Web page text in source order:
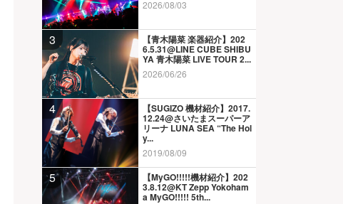
2026/08/03
3 【青木陽菜 楽器紹介】202
6.5.31@LINE CUBE SHIBU
YA 青木陽菜 LIVE TOUR 2...
2026/06/26
4 【SUGIZO 機材紹介】2017.
12.24@さいたまスーパーア
リーナ LUNA SEA “The Hol
y...
2019/08/09
5 【MyGO!!!!!機材紹介】202
3.8.12@KT Zepp Yokoham
a MyGO!!!!! 5th...